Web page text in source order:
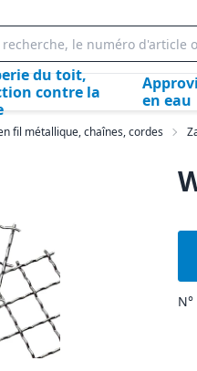
du toit,
contre la
en eau
fil métallique, chaînes, cordes